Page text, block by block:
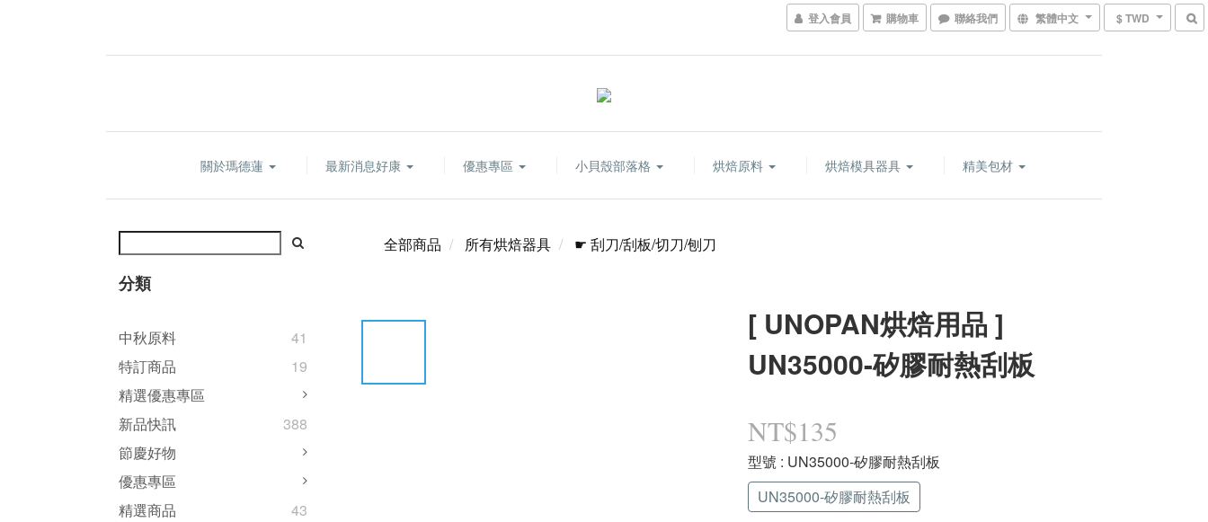
登入會員 購物車 聯絡我們 繁體中文 $ TWD
關於瑪德蓮 最新消息好康 優惠專區 小貝殼部落格 烘焙原料 烘焙模具器具 精美包材
分類
中秋原料
41
特訂商品
19
精選優惠專區
新品快訊
388
節慶好物
優惠專區
精選商品
43
全部商品 所有烘焙器具 ☛ 刮刀/刮板/切刀/刨刀
[ UNOPAN烘焙用品 ]
UN35000-矽膠耐熱刮板
NT$135
型號 : UN35000-矽膠耐熱刮板
UN35000-矽膠耐熱刮板